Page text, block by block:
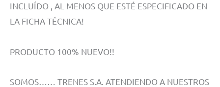
INCLUÍDO , AL MENOS QUE ESTÉ ESPECIFICADO EN
LA FICHA TÉCNICA!
PRODUCTO 100% NUEVO!!
SOMOS…… TRENES S.A. ATENDIENDO A NUESTROS